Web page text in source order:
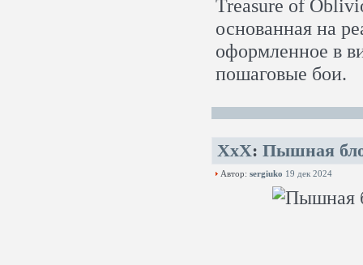
Treasure of
основанная на
оформленное в
пошаговые бои.
XxX: Пышная
Автор: sergiuko 19 дек 2024